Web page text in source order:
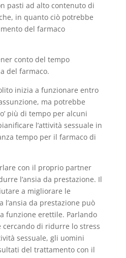
pasti ad alto contenuto di
in quanto ciò potrebbe
del farmaco
conto del tempo
del farmaco.
inizia a funzionare entro
ma potrebbe
più di tempo per alcuni
l’attività sessuale in
tempo per il farmaco di
con il proprio partner
l’ansia da prestazione. Il
a migliorare le
l’ansia da prestazione può
funzione erettile. Parlando
di ridurre lo stress
sessuale, gli uomini
del trattamento con il